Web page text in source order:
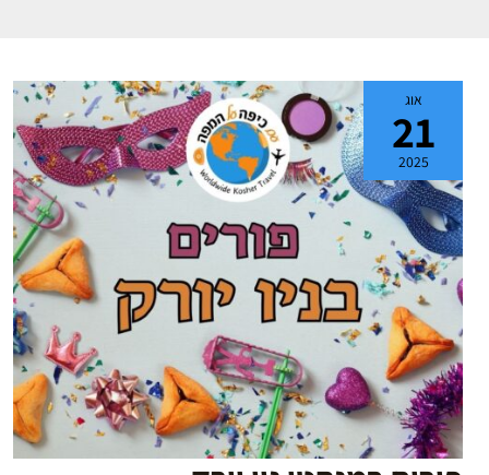
אוג
21
2025
פורים
במנהטן
ניו
יורק